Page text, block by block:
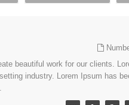
beautiful work for our clients.
industry. Lorem Ipsum has